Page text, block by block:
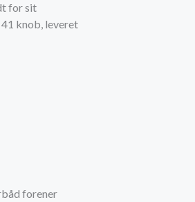
for sit
knob, leveret
forener